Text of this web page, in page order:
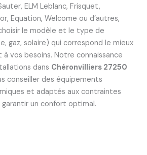
ELM Leblanc, Frisquet,
Equation, Welcome ou d’autres,
le modèle et le type de
gaz, solaire) qui correspond le mieux
vos besoins. Notre connaissance
dans Chéronvilliers 27250
conseiller des équipements
et adaptés aux contraintes
garantir un confort optimal.